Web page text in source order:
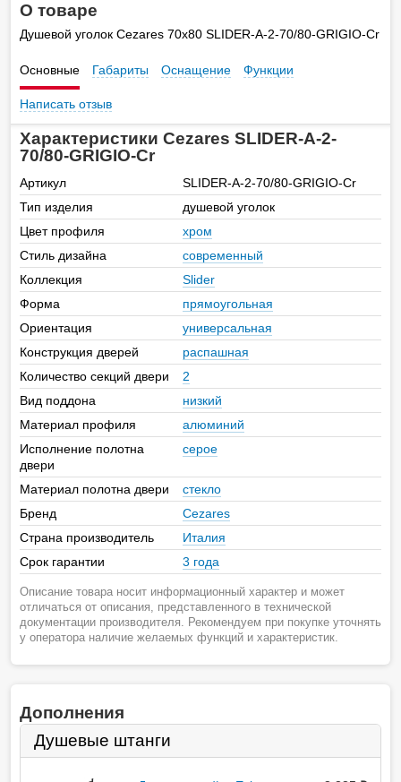
О товаре
Душевой уголок Cezares 70х80 SLIDER-A-2-70/80-GRIGIO-Cr
Основные Габариты Оснащение Функции
Написать отзыв
Характеристики Cezares SLIDER-A-2-
70/80-GRIGIO-Cr
Артикул
SLIDER-A-2-70/80-GRIGIO-Cr
Тип изделия
душевой уголок
Цвет профиля
хром
Стиль дизайна
современный
Коллекция
Slider
Форма
прямоугольная
Ориентация
универсальная
Конструкция дверей
распашная
Количество секций двери
2
Вид поддона
низкий
Материал профиля
алюминий
Исполнение полотна
двери
серое
Материал полотна двери
стекло
Бренд
Cezares
Страна производитель
Италия
Срок гарантии
3 года
Описание товара носит информационный характер и может
отличаться от описания, представленного в технической
документации производителя. Рекомендуем при покупке уточнять
у оператора наличие желаемых функций и характеристик.
Дополнения
Душевые штанги